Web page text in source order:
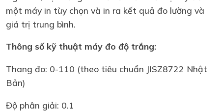
một máy in tùy chọn và in ra kết quả đo lường và
giá trị trung bình.
Thông số kỹ thuật máy đo độ trắng:
Thang đo: 0-110 (theo tiêu chuẩn JISZ8722 Nhật
Bản)
Độ phân giải: 0.1